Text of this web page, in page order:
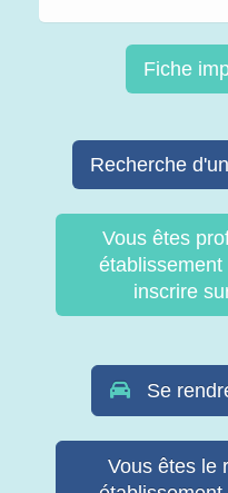
Fiche
Recherche
Vous êtes
inscrire
Se
Vous êtes le